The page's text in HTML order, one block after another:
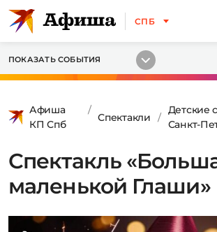
СПБ
ПОКАЗАТЬ СОБЫТИЯ
Афиша
КП Спб
Спектакли
Детские
Санкт-
Спектакль
маленькой Глаши»